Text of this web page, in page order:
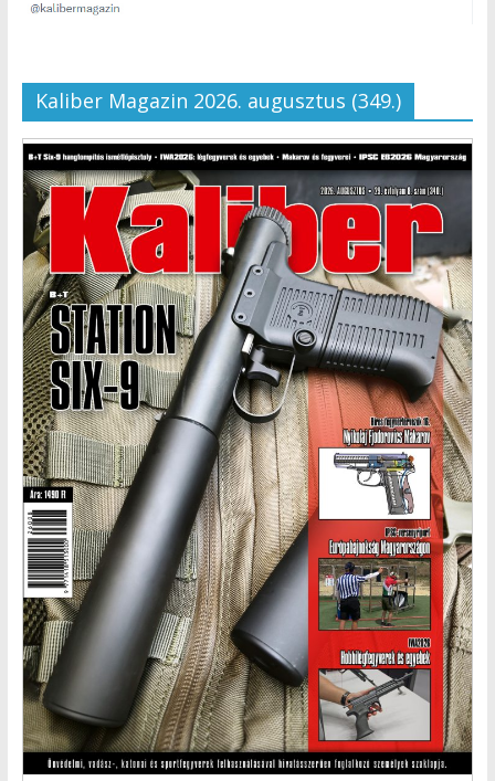
Kaliber Magazin 2026. augusztus (349.)